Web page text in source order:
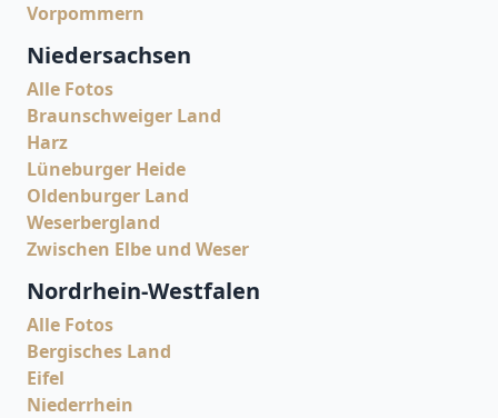
Vorpommern
Niedersachsen
Alle Fotos
Braunschweiger Land
Harz
Lüneburger Heide
Oldenburger Land
Weserbergland
Zwischen Elbe und Weser
Nordrhein-Westfalen
Alle Fotos
Bergisches Land
Eifel
Niederrhein